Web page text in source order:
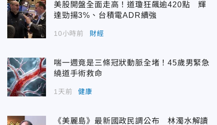
美股開盤全面走高！道瓊狂飆逾420點 輝
達勁揚3%、台積電ADR續強
10小時前 財經
喘一週竟是三條冠狀動脈全堵！45歲男緊急
繞道手術救命
1天前 健康
《美麗島》最新國政民調公布 林濁水解讀